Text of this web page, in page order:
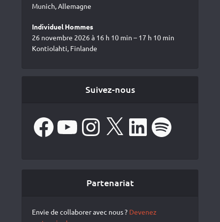
Munich, Allemagne
Individuel Hommes
26 novembre 2026 à 16 h 10 min – 17 h 10 min
Kontiolahti, Finlande
Suivez-nous
FacebookYouTube Instagram LinkedIn Spotify
Partenariat
Envie de collaborer avec nous ? Devenez